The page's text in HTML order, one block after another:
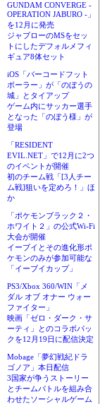
GUNDAM CONVERGE -
OPERATION JABURO -」
を12月に発売
ジャブローのMSをセッ
トにしたデフォルメフィ
ギュア8体セット
iOS「バーコードフット
ボーラー」が「のぼうの
城」とタイアップ
ゲーム内にサッカー選手
となった「のぼう様」が
登場
「RESIDENT
EVIL.NET」で12月に2つ
のイベントが開催
初のチーム戦「[3人チー
ム戦]狙いを定めろ！」ほ
か
「ポケモンブラック２・
ホワイト２」の公式Wi-Fi
大会が開催
イーブイとその進化形ポ
ケモンのみが参加可能な
「イーブイカップ」
PS3/Xbox 360/WIN「メ
ダル オブ オナー ウォー
ファイター」
映画「ゼロ・ダーク・サ
ーティ」とのコラボパッ
クを12月19日に配信決定
Mobage「夢幻戦紀ドラ
ゴノア」本日配信
3国家が争うストーリー
とチームバトルを組み合
わせたソーシャルゲーム